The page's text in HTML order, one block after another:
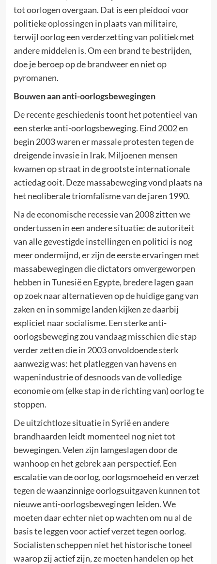
tot oorlogen overgaan. Dat is een pleidooi voor
politieke oplossingen in plaats van militaire,
terwijl oorlog een verderzetting van politiek met
andere middelen is. Om een brand te bestrijden,
doe je beroep op de brandweer en niet op
pyromanen.
Bouwen aan anti-oorlogsbewegingen
De recente geschiedenis toont het potentieel van
een sterke anti-oorlogsbeweging. Eind 2002 en
begin 2003 waren er massale protesten tegen de
dreigende invasie in Irak. Miljoenen mensen
kwamen op straat in de grootste internationale
actiedag ooit. Deze massabeweging vond plaats na
het neoliberale triomfalisme van de jaren 1990.
Na de economische recessie van 2008 zitten we
ondertussen in een andere situatie: de autoriteit
van alle gevestigde instellingen en politici is nog
meer ondermijnd, er zijn de eerste ervaringen met
massabewegingen die dictators omvergeworpen
hebben in Tunesië en Egypte, bredere lagen gaan
op zoek naar alternatieven op de huidige gang van
zaken en in sommige landen kijken ze daarbij
expliciet naar socialisme. Een sterke anti-
oorlogsbeweging zou vandaag misschien die stap
verder zetten die in 2003 onvoldoende sterk
aanwezig was: het platleggen van havens en
wapenindustrie of desnoods van de volledige
economie om (elke stap in de richting van) oorlog te
stoppen.
De uitzichtloze situatie in Syrië en andere
brandhaarden leidt momenteel nog niet tot
bewegingen. Velen zijn lamgeslagen door de
wanhoop en het gebrek aan perspectief. Een
escalatie van de oorlog, oorlogsmoeheid en verzet
tegen de waanzinnige oorlogsuitgaven kunnen tot
nieuwe anti-oorlogsbewegingen leiden. We
moeten daar echter niet op wachten om nu al de
basis te leggen voor actief verzet tegen oorlog.
Socialisten scheppen niet het historische toneel
waarop zij actief zijn, ze moeten handelen op het